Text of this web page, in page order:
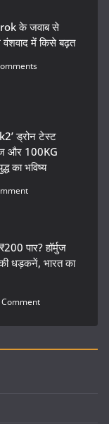
के जवाब से
में किसे बढ़त
ड्रोन टेस्ट
और 100KG
का भविष्य
पार? हॉर्मुज
की धड़कनें, भारत का
Comment